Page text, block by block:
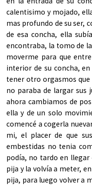
calentisimo y mojado,
mas profundo de su ser,
de esa concha, ella
encontraba, la tomo de
moverme para que
interior de su concha,
tener otro orgasmos que
no paraba de largar sus
ahora cambiamos de
ella y de un solo
comencé a cogerla
mi, el placer de que
embestidas no tenia
podía, no tardo en
pija y la volvía a meter,
pija, para luego volver a